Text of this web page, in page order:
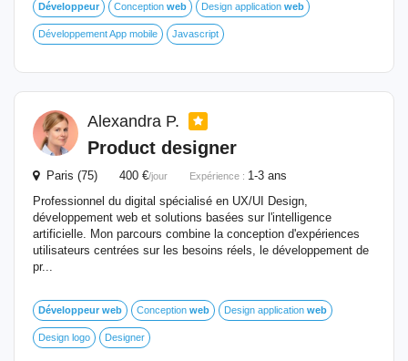
Développeur Conception web Design application web
Développement App mobile Javascript
Alexandra P.
Product designer
Paris (75) 400 €/jour Expérience : 1-3 ans
Professionnel du digital spécialisé en UX/UI Design,
développement web et solutions basées sur l'intelligence
artificielle. Mon parcours combine la conception d'expériences
utilisateurs centrées sur les besoins réels, le développement de
pr...
Développeur web Conception web Design application web
Design logo Designer